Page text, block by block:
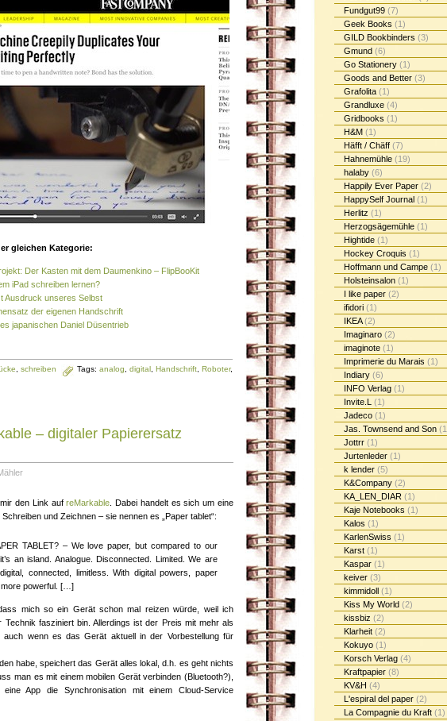
gleichen Kategorie:
Der Kasten mit dem Daumenkino – FlipBooKit
iPad schreiben lernen?
Ausdruck unseres Selbst
der eigenen Handschrift
japanischen Daniel Düsentrieb
schreiben Tags: analog digital Handschrift Roboter,
– digitaler Papierersatz
den Link aufreMarkable . Dabei handelt es sich um eine
und Zeichnen – sie nennen es „Paper tablet“:
TABLET? – We love paper, but compared to our
an island. Analogue. Disconnected. Limited. We are
connected, limitless. With digital powers, paper
powerful. […]
mich so ein Gerät schon mal reizen würde, weil ich
Technik fasziniert bin. Allerdings ist der Preis mit mehr als
wenn es das Gerät aktuell in der Vorbestellung für
habe, speichert das Gerät alles lokal, d.h. es geht nichts
man es mit einem mobilen Gerät verbinden (Bluetooth?),
App die Synchronisation mit einem Cloud-Service
Fundgut99 (7)
Geek Books (1)
GILD Bookbinders (3)
Gmund (6)
Go Stationery (1)
Goods and Better (3)
Grafolita (1)
Grandluxe (4)
Gridbooks (1)
H&M (1)
Häfft / Chäff (7)
Hahnemühle (19)
halaby (6)
Happily Ever Paper (2)
HappySelf Journal (1)
Herlitz (1)
Herzogsägemühle (1)
Hightide (1)
Hockey Croquis (1)
Hoffmann und Campe (1)
Holsteinsalon (1)
I like paper (2)
ifidori (1)
IKEA(2)
Imaginaro (2)
imaginote (1)
Imprimerie du Marais (1)
Indiary (6)
INFO Verlag (1)
Invite.L (1)
Jadeco (1)
Jas. Townsend and Son
Jottrr (1)
Jurtenleder (1)
k lender (5)
K&Company (2)
KA_LEN_DIAR (1)
Kaje Notebooks (1)
Kalos (1)
KarlenSwiss (1)
Karst (1)
Kaspar (1)
keiver (3)
kimmidoll (1)
Kiss My World (2)
kissbiz (2)
Klarheit (2)
Kokuyo (1)
Korsch Verlag (4)
Kraftpapier (8)
KV&H (4)
L'espiral del paper (2)
La Compagnie du Kraft (1)